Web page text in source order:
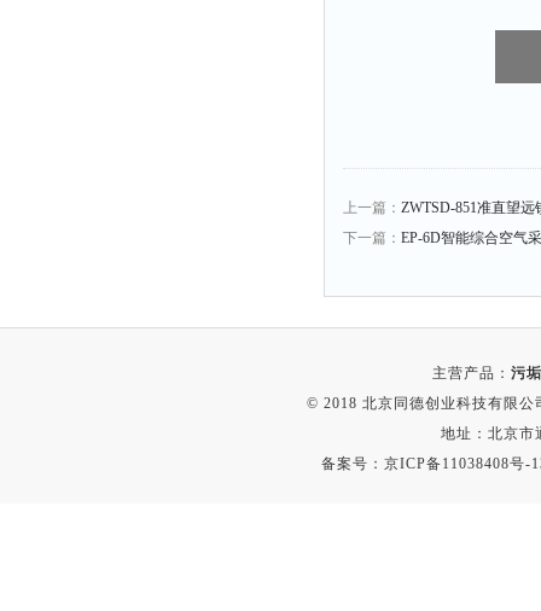
上一篇： ZWTSD-851准直望远
下一篇： EP-6D智能综合空气
主营产品： 污
© 2018 北京同德创业科技有限
地址：北京市
备案号： 京ICP备11038408号-